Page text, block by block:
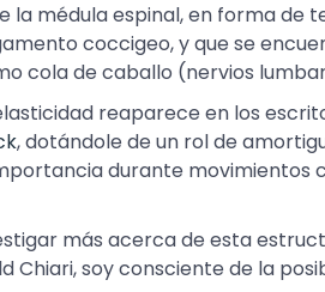
la médula espinal, en forma de
coccigeo, y que se
cola de caballo (nervios
reaparece en los
, dotándole de un rol de
durante movimientos
más acerca de esta
Chiari, soy consciente de la